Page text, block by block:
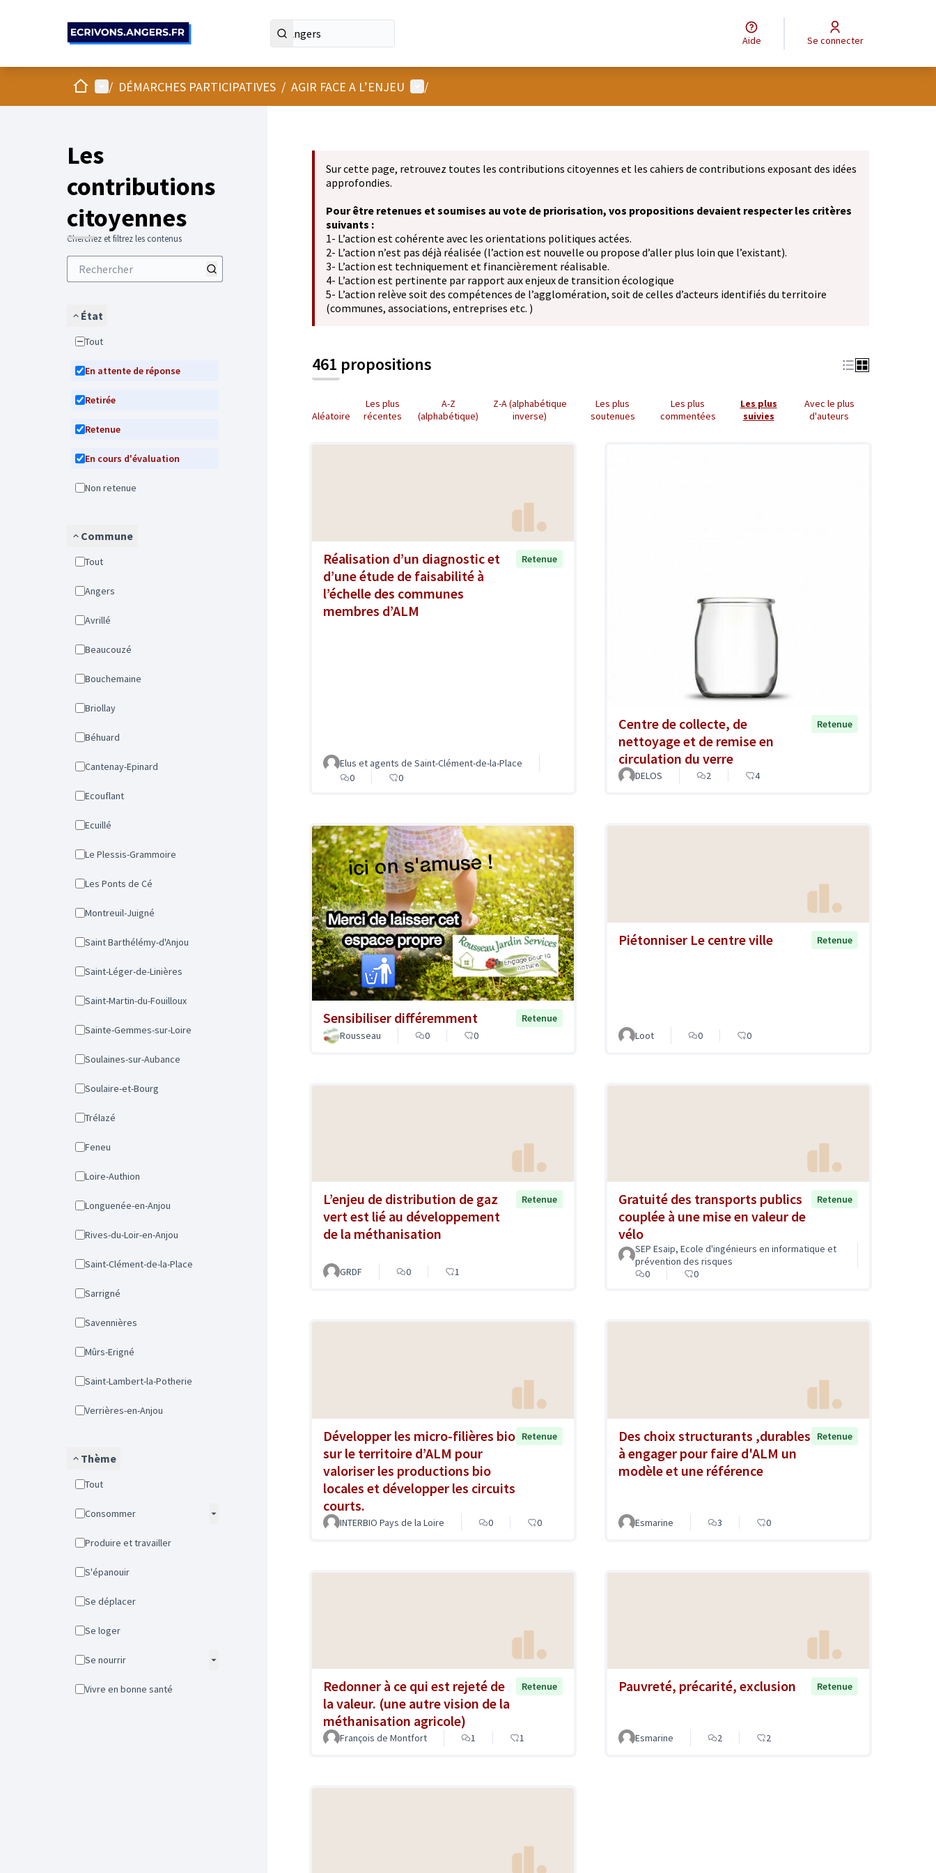
Aide Se connecter
AccueilMenu principal
/ DÉMARCHES PARTICIPATIVES / AGIR FACE A L’ENJEU Menu utilisateur
/
Les
contributions
citoyennes
Cherchez et filtrez les contenus
État
Tout
En attente de réponse
Retirée
Retenue
En cours d'évaluation
Non retenue
Commune
Tout
Angers
Avrillé
Beaucouzé
Bouchemaine
Briollay
Béhuard
Cantenay-Epinard
Ecouflant
Ecuillé
Le Plessis-Grammoire
Les Ponts de Cé
Montreuil-Juigné
Saint Barthélémy-d'Anjou
Saint-Léger-de-Linières
Saint-Martin-du-Fouilloux
Sainte-Gemmes-sur-Loire
Soulaines-sur-Aubance
Soulaire-et-Bourg
Trélazé
Feneu
Loire-Authion
Longuenée-en-Anjou
Rives-du-Loir-en-Anjou
Saint-Clément-de-la-Place
Sarrigné
Savennières
Mûrs-Erigné
Saint-Lambert-la-Potherie
Verrières-en-Anjou
Thème
Tout
Consommer
Produire et travailler
S'épanouir
Se déplacer
Se loger
Se nourrir
Vivre en bonne santé
Sur cette page, retrouvez toutes les contributions citoyennes et les cahiers de contributions exposant des idées
approfondies.
Pour être retenues et soumises au vote de priorisation, vos propositions devaient respecter les critères
suivants :
1- L’action est cohérente avec les orientations politiques actées.
2- L’action n’est pas déjà réalisée (l’action est nouvelle ou propose d’aller plus loin que l’existant).
3- L’action est techniquement et financièrement réalisable.
4- L’action est pertinente par rapport aux enjeux de transition écologique
5- L’action relève soit des compétences de l’agglomération, soit de celles d’acteurs identifiés du territoire
(communes, associations, entreprises etc. )
461 propositions
Aléatoire
Les plus
récentes
A-Z
(alphabétique)
Z-A (alphabétique
inverse)
Les plus
soutenues
Les plus
commentées
Les plus
suivies
Avec le plus
d'auteurs
Réalisation d’un diagnostic et
d’une étude de faisabilité à
l’échelle des communes
membres d’ALM
Retenue
Elus et agents de Saint-Clément-de-la-Place
0
0
Centre de collecte, de
nettoyage et de remise en
circulation du verre
Retenue
DELOS 2 4
Sensibiliser différemment
Retenue
Rousseau
0 0
Piétonniser Le centre ville Retenue
Loot 0 0
L’enjeu de distribution de gaz
vert est lié au développement
de la méthanisation
Retenue
GRDF 0 1
Gratuité des transports publics
couplée à une mise en valeur de
vélo
Retenue
SEP Esaip, Ecole d'ingénieurs en informatique et
prévention des risques
0
0
Développer les micro-filières bio
sur le territoire d’ALM pour
valoriser les productions bio
locales et développer les circuits
courts.
Retenue
INTERBIO Pays de la Loire 0 0
Des choix structurants ,durables
à engager pour faire d'ALM un
modèle et une référence
Retenue
Esmarine 3 0
Redonner à ce qui est rejeté de
la valeur. (une autre vision de la
méthanisation agricole)
Retenue
François de Montfort 1 1
Pauvreté, précarité, exclusion Retenue
Esmarine 2 2